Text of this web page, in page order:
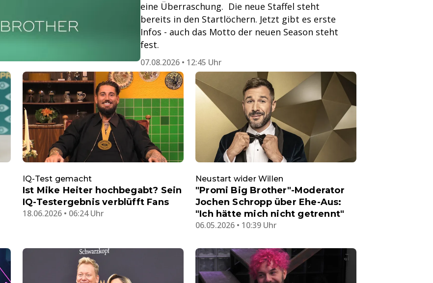
eine Überraschung. Die neue Staffel steht
bereits in den Startlöchern. Jetzt gibt es erste
Infos - auch das Motto der neuen Season steht
fest.
07.08.2026 • 12:45 Uhr
IQ-Test gemacht
Ist Mike Heiter hochbegabt? Sein
IQ-Testergebnis verblüfft Fans
18.06.2026 • 06:24 Uhr
Neustart wider Willen
"Promi Big Brother"-Moderator
Jochen Schropp über Ehe-Aus:
"Ich hätte mich nicht getrennt"
06.05.2026 • 10:39 Uhr